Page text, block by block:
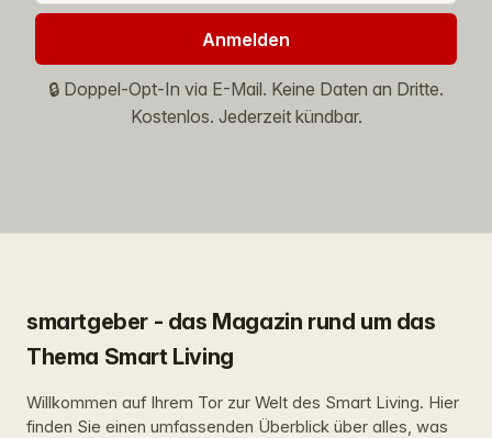
Anmelden
🔒 Doppel-Opt-In via E-Mail. Keine Daten an Dritte.
Kostenlos. Jederzeit kündbar.
smartgeber - das Magazin rund um das
Thema Smart Living
Willkommen auf Ihrem Tor zur Welt des Smart Living. Hier
finden Sie einen umfassenden Überblick über alles, was